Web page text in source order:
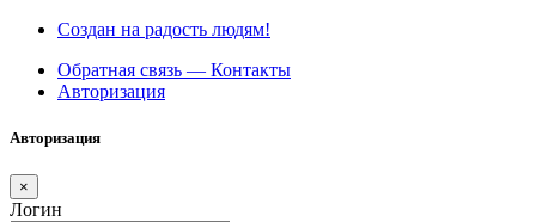
Создан на радость людям!
Обратная связь — Контакты
Авторизация
Авторизация
×
Логин